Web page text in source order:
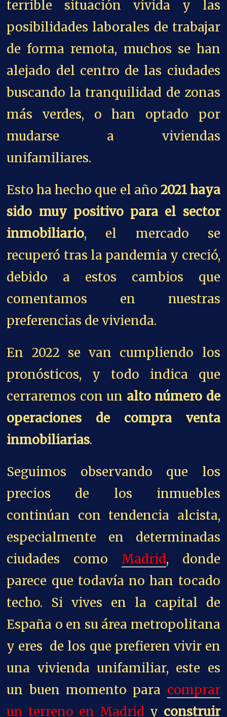
terrible situación vivida y las
posibilidades laborales de trabajar
de forma remota, muchos se han
alejado del centro de las ciudades
buscando la tranquilidad de zonas
más verdes, o han optado por
mudarse a viviendas
unifamiliares.
Esto ha hecho que el año 2021 haya
sido muy positivo para el sector
inmobiliario, el mercado se
recuperó tras la pandemia y creció,
debido a estos cambios que
comentamos en nuestras
preferencias de vivienda.
En 2022 se van cumpliendo los
pronósticos, y todo indica que
cerraremos con un alto número de
operaciones de compra venta
inmobiliarias.
Seguimos observando que los
precios de los inmuebles
continúan con tendencia alcista,
especialmente en determinadas
ciudades como Madrid, donde
parece que todavía no han tocado
techo. Si vives en la capital de
España o en su área metropolitana
y eres de los que prefieren vivir en
una vivienda unifamiliar, este es
un buen momento para comprar
un terreno en Madrid y construir